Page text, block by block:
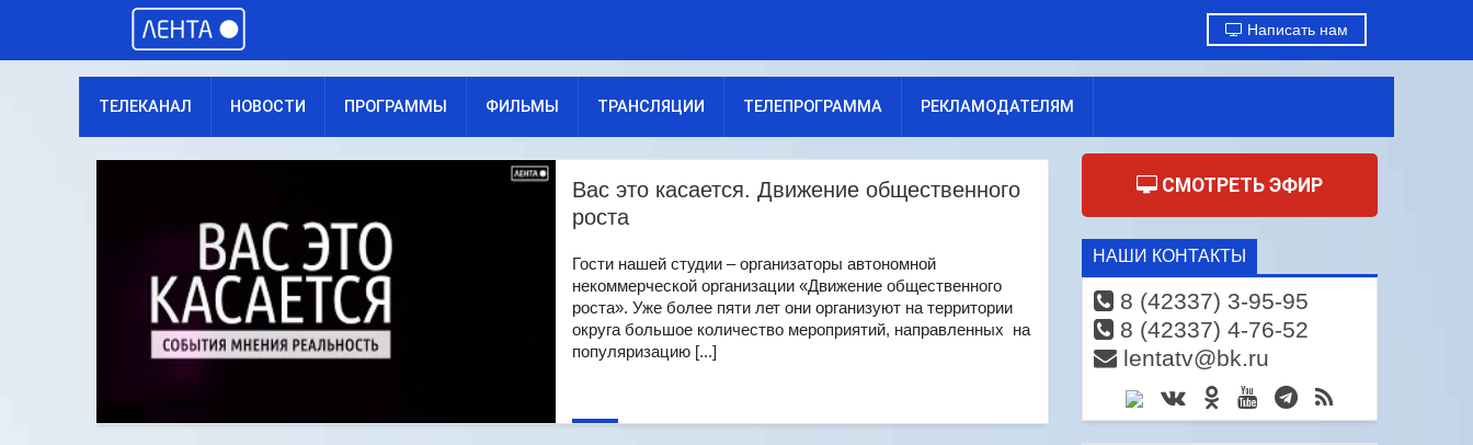
Написать нам
ТЕЛЕКАНАЛ НОВОСТИ ПРОГРАММЫ ФИЛЬМЫ ТРАНСЛЯЦИИ ТЕЛЕПРОГРАММА РЕКЛАМОДАТЕЛЯМ
Вас это касается. Движение общественного
роста
Гости нашей студии – организаторы автономной
некоммерческой организации «Движение общественного
роста». Уже более пяти лет они организуют на территории
округа большое количество мероприятий, направленных на
популяризацию [...]
СМОТРЕТЬ ЭФИР
НАШИ КОНТАКТЫ
8 (42337) 3-95-95
8 (42337) 4-76-52
lentatv@bk.ru